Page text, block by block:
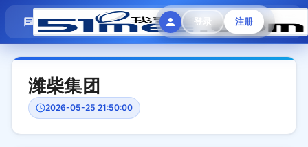
登录 注册
模拟面试 题目大全 招聘中心 会员专区
潍柴集团
2026-05-25 21:50:00